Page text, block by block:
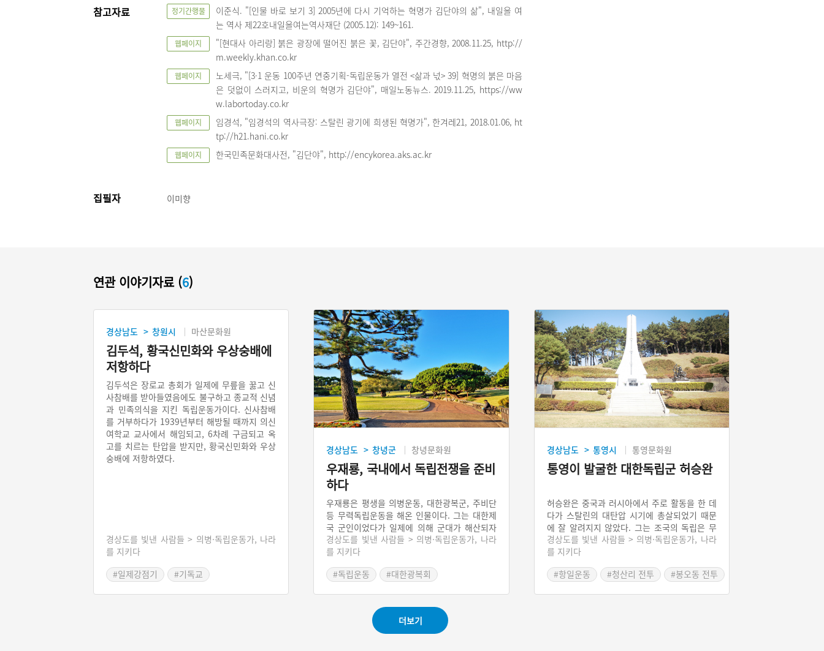
참고자료 정기간행물
이준식. "[인물 바로 보기 3] 2005년에 다시 기억하는 혁명가 김단야의 삶", 내일을 여
는 역사 제22호내일을여는역사재단 (2005.12): 149~161.
웹페이지
"[현대사 아리랑] 붉은 광장에 떨어진 붉은 꽃, 김단야", 주간경향, 2008.11.25, http://
m.weekly.khan.co.kr
웹페이지
노세극, "[3·1 운동 100주년 연중기획-독립운동가 열전 <삶과 넋> 39] 혁명의 붉은 마음
은 덧없이 스러지고, 비운의 혁명가 김단야", 매일노동뉴스. 2019.11.25, https://ww
w.labortoday.co.kr
웹페이지
임경석, "임경석의 역사극장: 스탈린 광기에 희생된 혁명가", 한겨레21, 2018.01.06, ht
tp://h21.hani.co.kr
웹페이지 한국민족문화대사전, "김단야", http://encykorea.aks.ac.kr
집필자 이미향
연관 이야기자료 (6)
경상남도 > 창원시 마산문화원
김두석, 황국신민화와 우상숭배에
저항하다
김두석은 장로교 총회가 일제에 무릎을 꿇고 신
사참배를 받아들였음에도 불구하고 종교적 신념
과 민족의식을 지킨 독립운동가이다. 신사참배
를 거부하다가 1939년부터 해방될 때까지 의신
여학교 교사에서 해임되고, 6차례 구금되고 옥
고를 치르는 탄압을 받지만, 황국신민화와 우상
숭배에 저항하였다.
경상도를 빛낸 사람들 > 의병·독립운동가, 나라
를 지키다
#일제강점기
#기독교
경상남도 > 창녕군 창녕문화원
우재룡, 국내에서 독립전쟁을 준비
하다
우재룡은 평생을 의병운동, 대한광복군, 주비단
등 무력독립운동을 해온 인물이다. 그는 대한제
국 군인이었다가 일제에 의해 군대가 해산되자
탈영해 산남의진에 들어가 의병운동을 한다. 의
병이 해산되자 대한광복회, 주비단를 만들어 독
립전쟁을 준비하기 위해 군자금 조달과 의열투
쟁을 벌인다.
경상도를 빛낸 사람들 > 의병·독립운동가, 나라
를 지키다
#독립운동
#대한광복회
경상남도 > 통영시 통영문화원
통영이 발굴한 대한독립군 허승완
허승완은 중국과 러시아에서 주로 활동을 한 데
다가 스탈린의 대탄압 시기에 총살되었기 때문
에 잘 알려지지 않았다. 그는 조국의 독립은 무
력투쟁을 통해서만 이루어질 수 있다고 생각하
고, 독립운동을 하기 위해 중국에 망명한다. 그
는 봉오동전투, 청산리전투 등에 참전에 공을 세
우고 고려혁명군 헌병대장, 대한독립군 참모장
경상도를 빛낸 사람들 > 의병·독립운동가, 나라
를 지키다
#항일운동
#청산리 전투 #봉오동 전투
더보기